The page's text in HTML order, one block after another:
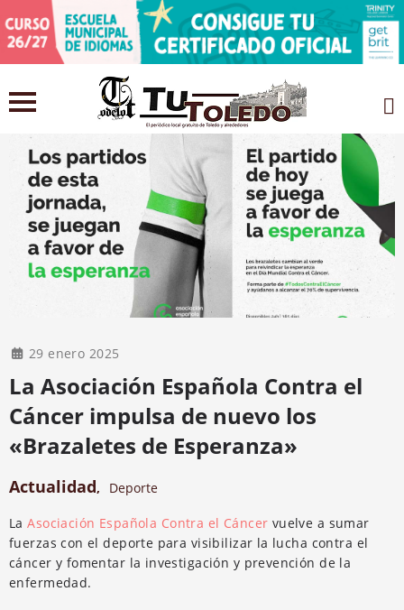
29 enero 2025
La Asociación Española Contra el
Cáncer impulsa de nuevo los
«Brazaletes de Esperanza»
Actualidad, Deporte
LaAsociación Española Contra el Cáncer vuelve a sumar
fuerzas con el deporte para visibilizar la lucha contra el
cáncer y fomentar la investigación y prevención de la
enfermedad.